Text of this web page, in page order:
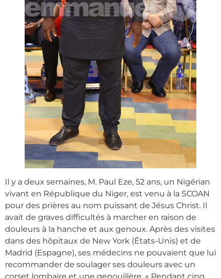
Il y a deux semaines, M. Paul Eze, 52 ans, un Nigérian
vivant en République du Niger, est venu à la SCOAN
pour des prières au nom puissant de Jésus Christ. Il
avait de graves difficultés à marcher en raison de
douleurs à la hanche et aux genoux. Après des visites
dans des hôpitaux de New York (États-Unis) et de
Madrid (Espagne), ses médecins ne pouvaient que lui
recommander de soulager ses douleurs avec un